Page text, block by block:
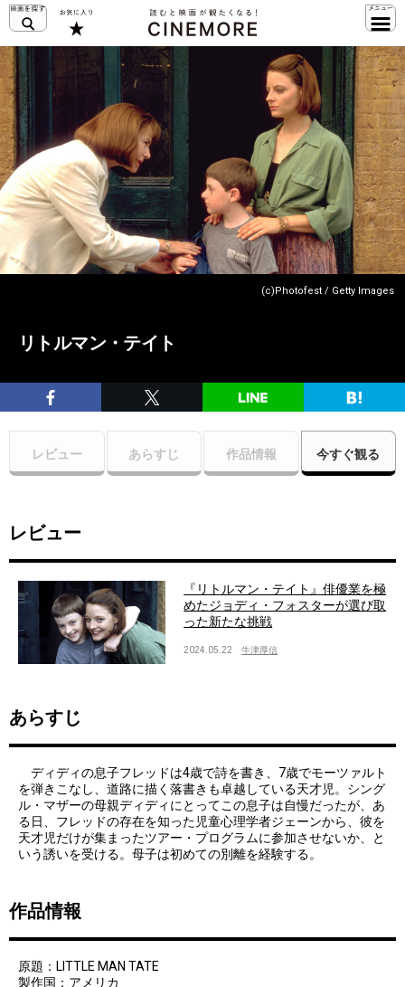
(c)Photofest / Getty Images
リトルマン・テイト
レビュー あらすじ 作品情報 今すぐ観る
レビュー
『リトルマン・テイト』俳優業を極
めたジョディ・フォスターが選び取
った新たな挑戦
2024.05.22 牛津厚信
あらすじ
ディディの息子フレッドは4歳で詩を書き、7歳でモーツァルト
を弾きこなし、道路に描く落書きも卓越している天才児。シング
ル・マザーの母親ディディにとってこの息子は自慢だったが、あ
る日、フレッドの存在を知った児童心理学者ジェーンから、彼を
天才児だけが集まったツアー・プログラムに参加させないか、と
いう誘いを受ける。母子は初めての別離を経験する。
作品情報
原題：LITTLE MAN TATE
製作国：アメリカ